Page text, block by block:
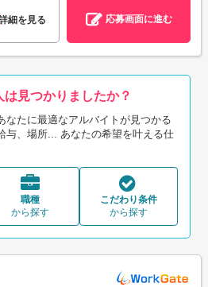
細を見る 応募画面に進む
は見つかりましたか？
なたに最適なアルバイトが見つかる
与、場所... あなたの希望を叶える仕
職種
から探す
こだわり条件
から探す